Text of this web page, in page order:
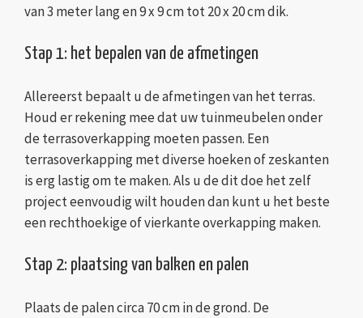
van 3 meter lang en 9 x 9 cm tot 20 x 20 cm dik.
Stap 1: het bepalen van de afmetingen
Allereerst bepaalt u de afmetingen van het terras.
Houd er rekening mee dat uw tuinmeubelen onder
de terrasoverkapping moeten passen. Een
terrasoverkapping met diverse hoeken of zeskanten
is erg lastig om te maken. Als u de dit doe het zelf
project eenvoudig wilt houden dan kunt u het beste
een rechthoekige of vierkante overkapping maken.
Stap 2: plaatsing van balken en palen
Plaats de palen circa 70 cm in de grond. De